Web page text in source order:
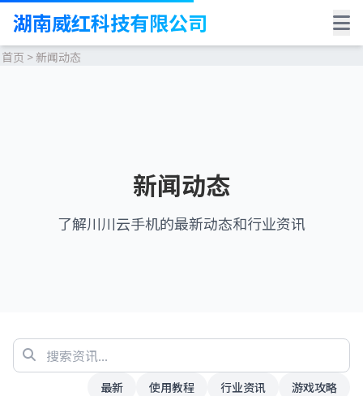
湖南威红科技有限公司
首页 >新闻动态
新闻动态
了解川川云手机的最新动态和行业资讯
最新 使用教程 行业资讯 游戏攻略